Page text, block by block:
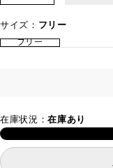
サイズ： フリー
フリー
在庫状況：在庫あり